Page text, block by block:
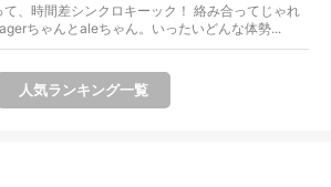
て、時間差シンクロキーック！ 絡み合ってじゃれ
ちゃんとaleちゃん。いったいどんな体勢...
人気ランキング一覧